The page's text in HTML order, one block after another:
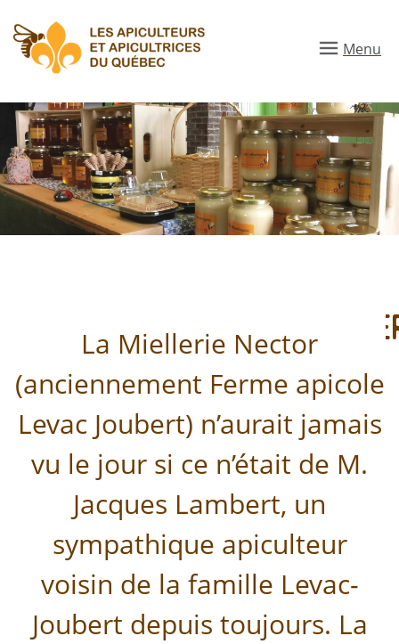
au
contenu
principal
Menu
La Miellerie Nector
(anciennement Ferme apicole
Levac Joubert) n’aurait jamais
vu le jour si ce n’était de M.
Jacques Lambert, un
sympathique apiculteur
voisin de la famille Levac-
Joubert depuis toujours. La